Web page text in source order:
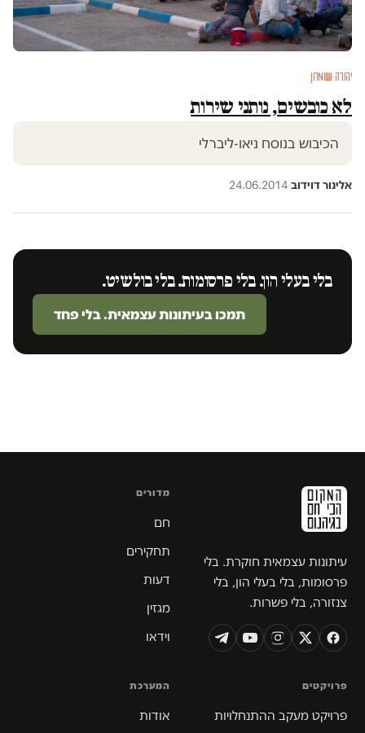
יהודה ושומרון
לא כובשים, נותני שירות
הכיבוש בנוסח ניאו-ליברלי
אלינור דוידוב·
24.06.2014
בלי בעלי הון. בלי פרסומות. בלי בולשיט.
תמכו בעיתונות עצמאית. בלי פחד
עיתונות עצמאית חוקרת. בלי
פרסומות, בלי בעלי הון, בלי
צנזורה, בלי פשרות.
מדורים
חם
תחקירים
דעות
מגזין
וידאו
פרויקטים
פרויקט מעקב ההתנחלויות
המערכת
אודות